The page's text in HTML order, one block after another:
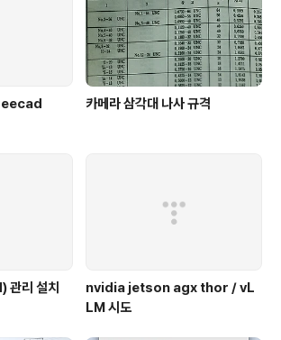
카메라 삼각대 나사 규격
리 설치
nvidia jetson agx thor / vL
LM 시도